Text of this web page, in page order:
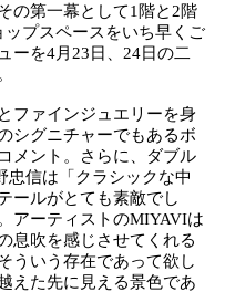
の第一幕として1階と2階
プスペースをいち早くご
ーを4月23日、24日の二
ファインジュエリーを身
シグニチャーでもあるボ
メント。さらに、ダブル
忠信は「クラシックな中
ールがとても素敵でし
アーティストのMIYAVIは
息吹を感じさせてくれる
ういう存在であって欲し
えた先に見える景色であ